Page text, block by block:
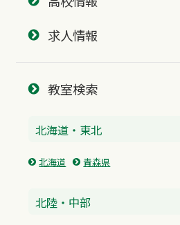
求人情報
教室検索
北海道・東北
北海道 青森県
北陸・中部